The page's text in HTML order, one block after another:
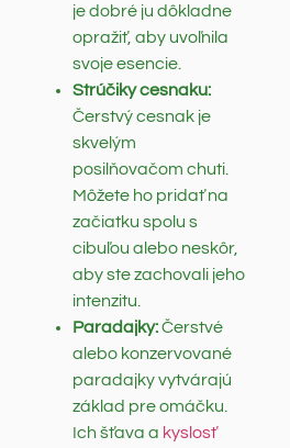
je dobré ju dôkladne
opražiť, aby uvoľnila
svoje esencie.
Strúčiky cesnaku:
Čerstvý cesnak je
skvelým
posilňovačom chuti.
Môžete ho pridať na
začiatku spolu s
cibuľou alebo neskôr,
aby ste zachovali jeho
intenzitu.
Paradajky:Čerstvé
alebo konzervované
paradajky vytvárajú
základ pre omáčku.
Ich šťava a kyslosť